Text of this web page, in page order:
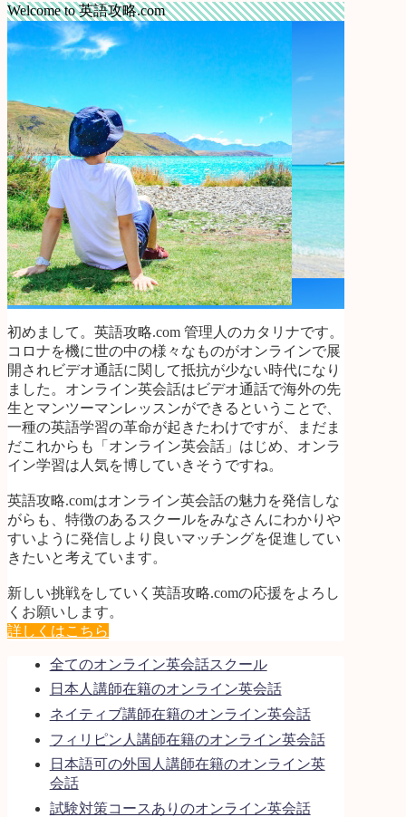
Welcome to 英語攻略.com
初めまして。英語攻略.com 管理人のカタリナです。
コロナを機に世の中の様々なものがオンラインで展
開されビデオ通話に関して抵抗が少ない時代になり
ました。オンライン英会話はビデオ通話で海外の先
生とマンツーマンレッスンができるということで、
一種の英語学習の革命が起きたわけですが、まだま
だこれからも「オンライン英会話」はじめ、オンラ
イン学習は人気を博していきそうですね。
英語攻略.comはオンライン英会話の魅力を発信しな
がらも、特徴のあるスクールをみなさんにわかりや
すいように発信しより良いマッチングを促進してい
きたいと考えています。
新しい挑戦をしていく英語攻略.comの応援をよろし
くお願いします。
詳しくはこちら
全てのオンライン英会話スクール
日本人講師在籍のオンライン英会話
ネイティブ講師在籍のオンライン英会話
フィリピン人講師在籍のオンライン英会話
日本語可の外国人講師在籍のオンライン英
会話
試験対策コースありのオンライン英会話